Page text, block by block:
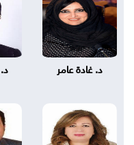
د. غادة عامر